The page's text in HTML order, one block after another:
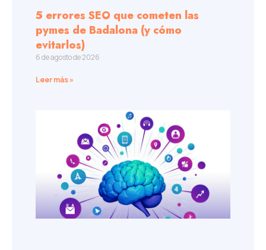
5 errores SEO que cometen las
pymes de Badalona (y cómo
evitarlos)
6 de agosto de 2026
Leer más »